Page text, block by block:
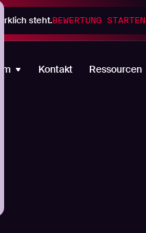
steht.BEWERTUNG STARTEN
Kontakt Ressourcen